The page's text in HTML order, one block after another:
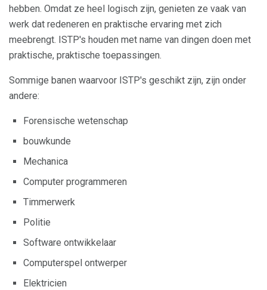
hebben. Omdat ze heel logisch zijn, genieten ze vaak van
werk dat redeneren en praktische ervaring met zich
meebrengt. ISTP's houden met name van dingen doen met
praktische, praktische toepassingen.
Sommige banen waarvoor ISTP's geschikt zijn, zijn onder
andere:
Forensische wetenschap
bouwkunde
Mechanica
Computer programmeren
Timmerwerk
Politie
Software ontwikkelaar
Computerspel ontwerper
Elektricien